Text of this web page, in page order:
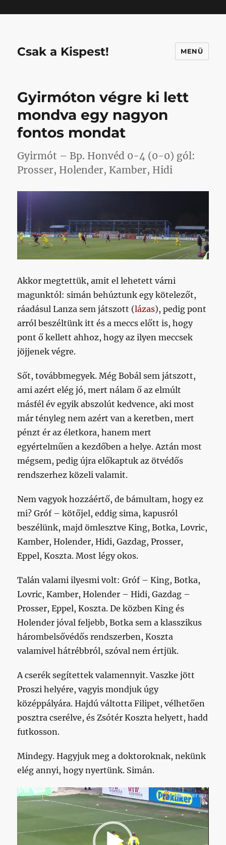
Csak a Kispest! MENÜ
Gyirmóton végre ki lett
mondva egy nagyon
fontos mondat
Gyirmót – Bp. Honvéd 0-4 (0-0) gól:
Prosser, Holender, Kamber, Hidi
Akkor megtettük, amit el lehetett várni
magunktól: simán behúztunk egy kötelezőt,
ráadásul Lanza sem játszott (lázas), pedig pont
arról beszéltünk itt és a meccs előtt is, hogy
pont ő kellett ahhoz, hogy az ilyen meccsek
jöjjenek végre.
Sőt, továbbmegyek. Még Bobál sem játszott,
ami azért elég jó, mert nálam ő az elmúlt
másfél év egyik abszolút kedvence, aki most
már tényleg nem azért van a keretben, mert
pénzt ér az életkora, hanem mert
egyértelműen a kezdőben a helye. Aztán most
mégsem, pedig újra előkaptuk az ötvédős
rendszerhez közeli valamit.
Nem vagyok hozzáértő, de bámultam, hogy ez
mi? Gróf – kötőjel, eddig sima, kapusról
beszélünk, majd ömlesztve King, Botka, Lovric,
Kamber, Holender, Hidi, Gazdag, Prosser,
Eppel, Koszta. Most légy okos.
Talán valami ilyesmi volt: Gróf – King, Botka,
Lovric, Kamber, Holender – Hidi, Gazdag –
Prosser, Eppel, Koszta. De közben King és
Holender jóval feljebb, Botka sem a klasszikus
hárombelsővédős rendszerben, Koszta
valamivel hátrébbról, szóval nem értjük.
A cserék segítettek valamennyit. Vaszke jött
Proszi helyére, vagyis mondjuk úgy
középpályára. Hajdú váltotta Filipet, vélhetően
posztra cserélve, és Zsótér Koszta helyett, hadd
futkosson.
Mindegy. Hagyjuk meg a doktoroknak, nekünk
elég annyi, hogy nyertünk. Simán.
Videólejátszó